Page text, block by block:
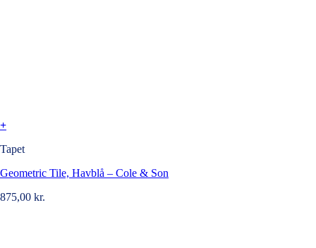
+
Tapet
Geometric Tile, Havblå – Cole & Son
875,00 kr.